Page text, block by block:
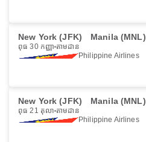
New York (JFK) Manila (MNL)
ពុធ 30 កញ្ញា តាមដាន
Philippine Airlines
New York (JFK) Manila (MNL)
ពុធ 21 តុលា តាមដាន
Philippine Airlines